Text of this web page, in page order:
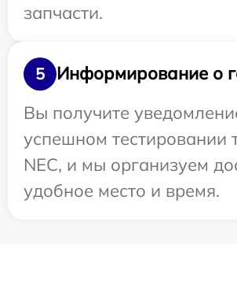
запчасти.
5
Информирование о
Вы получите
успешном тестировании
NEC, и мы организуем
удобное место и время.